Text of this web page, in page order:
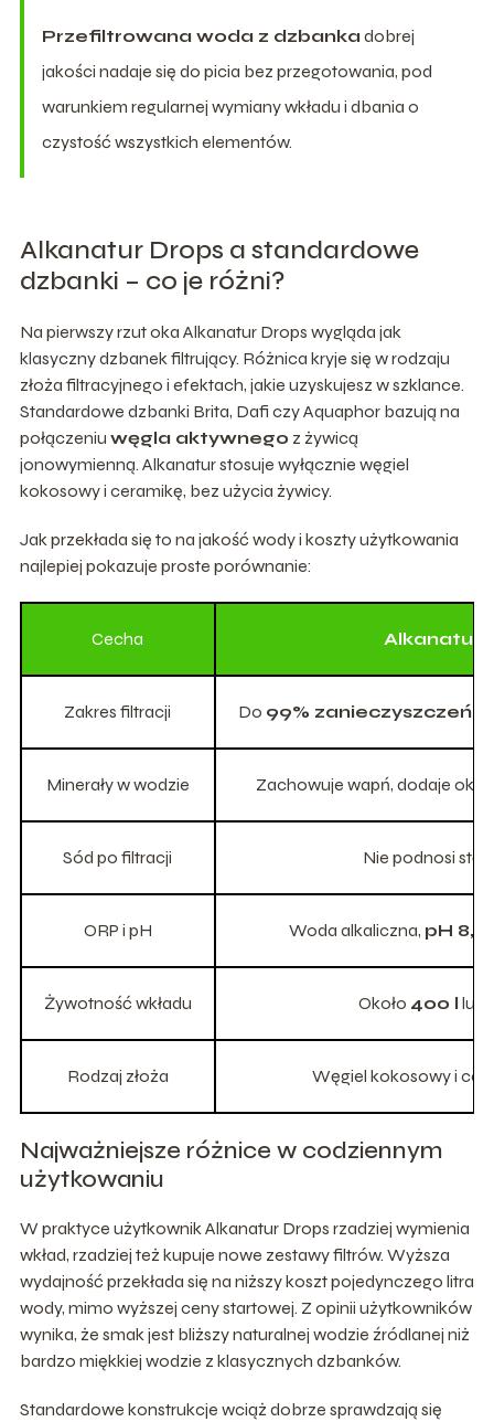
Przefiltrowana woda z dzbanka dobrej
jakości nadaje się do picia bez przegotowania, pod
warunkiem regularnej wymiany wkładu i dbania o
czystość wszystkich elementów.
Alkanatur Drops a standardowe
dzbanki – co je różni?
Na pierwszy rzut oka Alkanatur Drops wygląda jak
klasyczny dzbanek filtrujący. Różnica kryje się w rodzaju
złoża filtracyjnego i efektach, jakie uzyskujesz w szklance.
Standardowe dzbanki Brita, Dafi czy Aquaphor bazują na
połączeniu węgla aktywnego z żywicą
jonowymienną. Alkanatur stosuje wyłącznie węgiel
kokosowy i ceramikę, bez użycia żywicy.
Jak przekłada się to na jakość wody i koszty użytkowania
najlepiej pokazuje proste porównanie:
Cecha Alkanatur
Zakres filtracji Do 99% zanieczyszczeńw
Minerały w wodzie Zachowuje wapń, dodaje
Sód po filtracji Nie podnosi
ORP i pH Woda alkaliczna, pH
Żywotność wkładu Około 400 l lub
Rodzaj złoża Węgiel kokosowy i
Najważniejsze różnice w codziennym
użytkowaniu
W praktyce użytkownik Alkanatur Drops rzadziej wymienia
wkład, rzadziej też kupuje nowe zestawy filtrów. Wyższa
wydajność przekłada się na niższy koszt pojedynczego litra
wody, mimo wyższej ceny startowej. Z opinii użytkowników
wynika, że smak jest bliższy naturalnej wodzie źródlanej niż
bardzo miękkiej wodzie z klasycznych dzbanków.
Standardowe konstrukcje wciąż dobrze sprawdzają się